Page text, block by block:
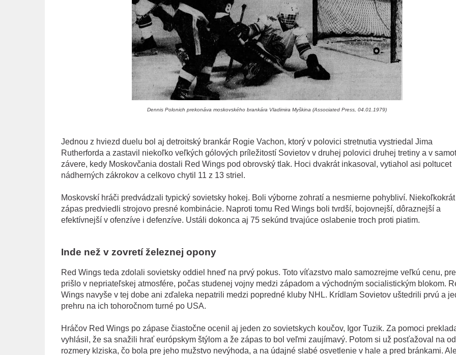
Dennis Polonich prekonáva moskovského brankára Vladimira Myškina (Associated Press, 04.01.1979)
Jednou z hviezd duelu bol aj detroitský brankár Rogie Vachon, ktorý v polovici stretnutia vystriedal Jima
Rutherforda a zastavil niekoľko veľkých gólových príležitostí Sovietov v druhej polovici druhej tretiny a v
závere, kedy Moskovčania dostali Red Wings pod obrovský tlak. Hoci dvakrát inkasoval, vytiahol asi poltucet
nádherných zákrokov a celkovo chytil 11 z 13 striel.
Moskovskí hráči predvádzali typický sovietsky hokej. Boli výborne zohratí a nesmierne pohybliví. Niekoľkokrát
zápas predviedli strojovo presné kombinácie. Naproti tomu Red Wings boli tvrdší, bojovnejší, dôraznejší a
efektívnejší v ofenzíve i defenzíve. Ustáli dokonca aj 75 sekúnd trvajúce oslabenie troch proti piatim.
Inde než v zovretí železnej opony
Red Wings teda zdolali sovietsky oddiel hneď na prvý pokus. Toto víťazstvo malo samozrejme veľkú cenu,
prišlo v nepriateľskej atmosfére, počas studenej vojny medzi západom a východným socialistickým blokom.
Wings navyše v tej dobe ani zďaleka nepatrili medzi popredné kluby NHL. Krídlam Sovietov uštedrili prvú a
prehru na ich tohoročnom turné po USA.
Hráčov Red Wings po zápase čiastočne ocenil aj jeden zo sovietskych koučov, Igor Tuzik. Za pomoci
vyhlásil, že sa snažili hrať európskym štýlom a že zápas to bol veľmi zaujímavý. Potom si už posťažoval na
rozmery klziska, čo bola pre jeho mužstvo nevýhoda, a na údajné slabé osvetlenie v hale a pred bránkami.